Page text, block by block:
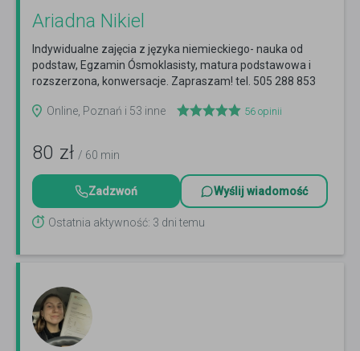
Ariadna Nikiel
Indywidualne zajęcia z języka niemieckiego- nauka od
podstaw, Egzamin Ósmoklasisty, matura podstawowa i
rozszerzona, konwersacje. Zapraszam! tel. 505 288 853
Online, Poznań i 53 inne
56 opinii
80 zł / 60 min
Zadzwoń Wyślij wiadomość
Ostatnia aktywność: 3 dni temu